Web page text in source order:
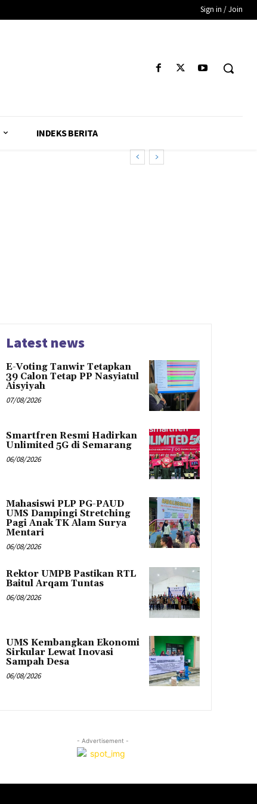
Sign in / Join
INDEKS BERITA
Latest news
E-Voting Tanwir Tetapkan
39 Calon Tetap PP Nasyiatul
Aisyiyah
07/08/2026
Smartfren Resmi Hadirkan
Unlimited 5G di Semarang
06/08/2026
Mahasiswi PLP PG-PAUD
UMS Dampingi Stretching
Pagi Anak TK Alam Surya
Mentari
06/08/2026
Rektor UMPB Pastikan RTL
Baitul Arqam Tuntas
06/08/2026
UMS Kembangkan Ekonomi
Sirkular Lewat Inovasi
Sampah Desa
06/08/2026
- Advertisement -